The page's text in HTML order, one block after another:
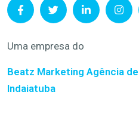
Uma empresa do
Beatz Marketing Agência
Indaiatuba